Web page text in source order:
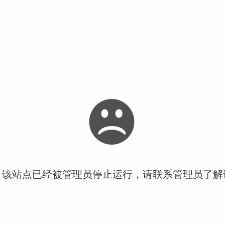
站点已经被管理员停止运行，请联系管理员了